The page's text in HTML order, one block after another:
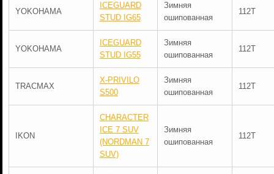
YOKOHAMA
ICEGUARD
STUD IG65
Зимняя
ошипованная
112T
YOKOHAMA
ICEGUARD
STUD IG55
Зимняя
ошипованная
112T
TRACMAX
X-PRIVILO
S500
Зимняя
ошипованная
112T
IKON
CHARACTER
ICE 7 SUV
(NORDMAN 7
SUV)
Зимняя
ошипованная
112T